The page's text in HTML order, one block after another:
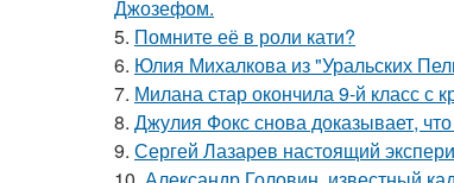
Джозефом.
5. Помните её в роли кати?
6. Юлия Михалкова из "Уральских
7. Милана стар окончила 9-й класс с
8. Джулия Фокс снова доказывает,
9. Сергей Лазарев настоящий